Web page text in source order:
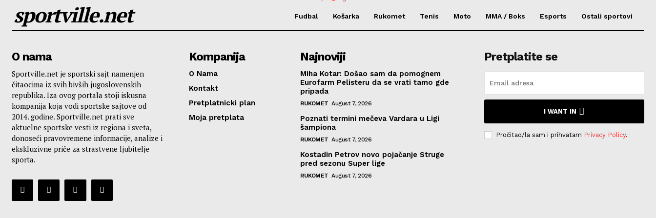
sportville.net Fudbal Košarka Rukomet Tenis Moto MMA / Boks Esports Ostali sportovi
O nama
Sportville.net je sportski sajt namenjen
čitaocima iz svih bivših jugoslovenskih
republika. Iza ovog portala stoji iskusna
kompanija koja vodi sportske sajtove od
2014. godine. Sportville.net prati sve
aktuelne sportske vesti iz regiona i sveta,
donoseći pravovremene informacije, analize i
ekskluzivne priče za strastvene ljubitelje
sporta.
Kompanija
O Nama
Kontakt
Pretplatnicki plan
Moja pretplata
Najnoviji
Miha Kotar: Došao sam da pomognem
Eurofarm Pelisteru da se vrati tamo gde
pripada
RUKOMET August 7, 2026
Poznati termini mečeva Vardara u Ligi
šampiona
RUKOMET August 7, 2026
Kostadin Petrov novo pojačanje Struge
pred sezonu Super lige
RUKOMET August 7, 2026
Pretplatite se
I WANT IN
Pročitao/la sam i prihvatam Privacy Policy.